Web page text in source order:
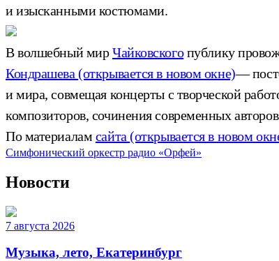
и изысканными костюмами.
В волшебный мирЧайковскогопублику
Кондрашева(открывается в новом окне)—
и мира, совмещая концерты с творческой
композиторов, сочинения современных
По материалам сайта(открывается в новом
Симфонический оркестр радио «Орфей»
Новости
7 августа 2026
Музыка, лето, Екатеринбург